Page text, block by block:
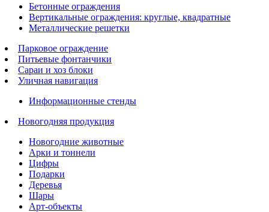
Бетонные ограждения
Вертикальные ограждения: круглые, квадратные
Металлические решетки
Парковое ограждение
Питьевые фонтанчики
Сараи и хоз блоки
Уличная навигация
Информационные стенды
Новогодняя продукция
Новогодние животные
Арки и тоннели
Цифры
Подарки
Деревья
Шары
Арт-объекты